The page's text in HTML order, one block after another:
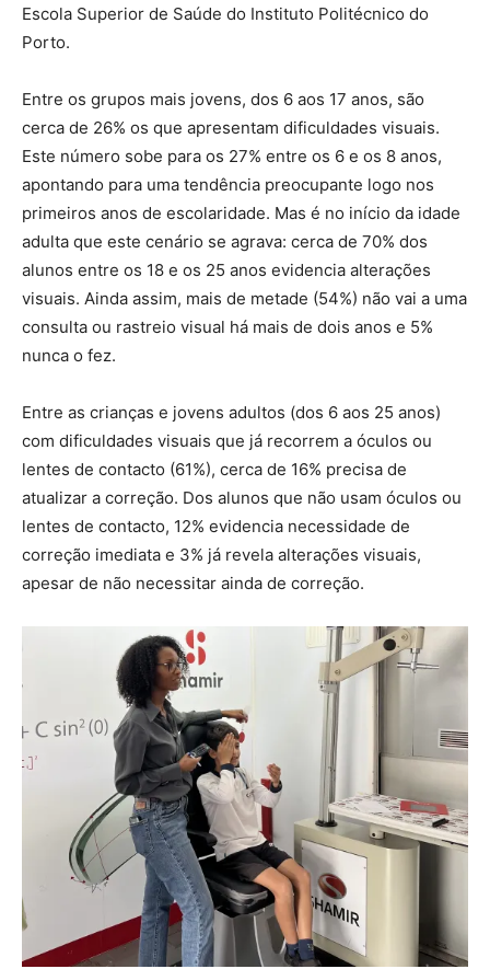
Escola Superior de Saúde do Instituto Politécnico do
Porto.
Entre os grupos mais jovens, dos 6 aos 17 anos, são
cerca de 26% os que apresentam dificuldades visuais.
Este número sobe para os 27% entre os 6 e os 8 anos,
apontando para uma tendência preocupante logo nos
primeiros anos de escolaridade. Mas é no início da idade
adulta que este cenário se agrava: cerca de 70% dos
alunos entre os 18 e os 25 anos evidencia alterações
visuais. Ainda assim, mais de metade (54%) não vai a uma
consulta ou rastreio visual há mais de dois anos e 5%
nunca o fez.
Entre as crianças e jovens adultos (dos 6 aos 25 anos)
com dificuldades visuais que já recorrem a óculos ou
lentes de contacto (61%), cerca de 16% precisa de
atualizar a correção. Dos alunos que não usam óculos ou
lentes de contacto, 12% evidencia necessidade de
correção imediata e 3% já revela alterações visuais,
apesar de não necessitar ainda de correção.